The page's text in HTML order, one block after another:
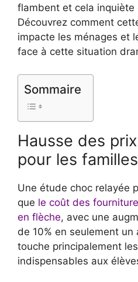
flambent et cela
Découvrez comment
impacte les ménages et
face à cette situation
Sommaire
Hausse des
pour les
Une étude choc relayée
que le coût des
en flèche, avec une
de 10% en seulement un
touche principalement
indispensables aux